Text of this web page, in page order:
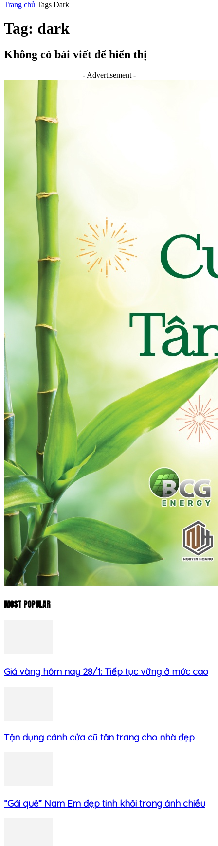
Trang chủ Tags Dark
Tag: dark
Không có bài viết để hiển thị
- Advertisement -
MOST POPULAR
Giá vàng hôm nay 28/1: Tiếp tục vững ở mức cao
Tận dụng cánh cửa cũ tân trang cho nhà đẹp
“Gái quê” Nam Em đẹp tinh khôi trong ánh chiều